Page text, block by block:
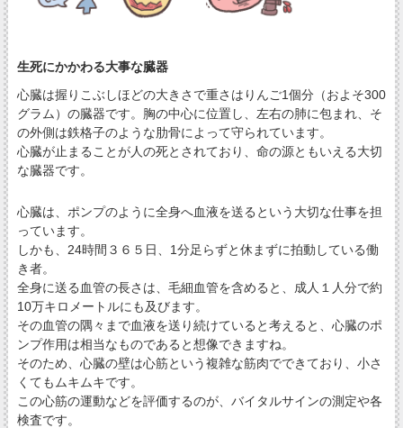
生死にかかわる大事な臓器
心臓は握りこぶしほどの大きさで重さはりんご1個分（およそ300
グラム）の臓器です。胸の中心に位置し、左右の肺に包まれ、そ
の外側は鉄格子のような肋骨によって守られています。
心臓が止まることが人の死とされており、命の源ともいえる大切
な臓器です。
心臓は、ポンプのように全身へ血液を送るという大切な仕事を担
っています。
しかも、24時間３６５日、1分足らずと休まずに拍動している働
き者。
全身に送る血管の長さは、毛細血管を含めると、成人１人分で約
10万キロメートルにも及びます。
その血管の隅々まで血液を送り続けていると考えると、心臓のポ
ンプ作用は相当なものであると想像できますね。
そのため、心臓の壁は心筋という複雑な筋肉でできており、小さ
くてもムキムキです。
この心筋の運動などを評価するのが、バイタルサインの測定や各
検査です。